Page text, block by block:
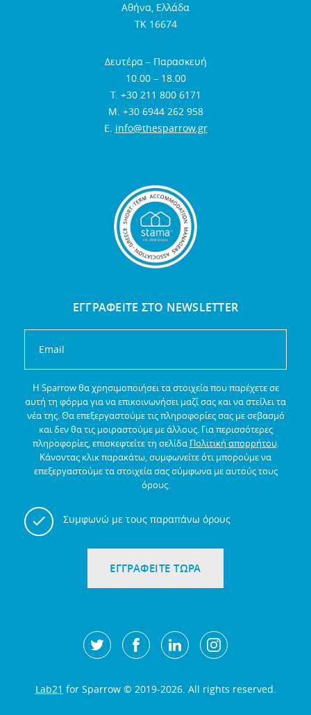
Αθήνα, Ελλάδα
TK 16674
Δευτέρα – Παρασκευή
10.00 – 18.00
Τ. +30 211 800 6171
Μ. +30 6944 262 958
E. info@thesparrow.gr
ΕΓΓΡΑΦΕΙΤΕ ΣΤΟ NEWSLETTER
Η Sparrow θα χρησιμοποιήσει τα στοιχεία που παρέχετε σε
αυτή τη φόρμα για να επικοινωνήσει μαζί σας και να στείλει τα
νέα της.Θα επεξεργαστούμε τις πληροφορίες σας με σεβασμό
και δεν θα τις μοιραστούμε με άλλους. Για περισσότερες
πληροφορίες, επισκεφτείτε τη σελίδα Πολιτική απορρήτου.
Κάνοντας κλικ παρακάτω, συμφωνείτε ότι μπορούμε να
επεξεργαστούμε τα στοιχεία σας σύμφωνα με αυτούς τους
όρους.
Συμφωνώ με τους παραπάνω όρους
ΕΓΓΡΑΦΕΙΤΕ ΤΩΡΑ
Lab21 for Sparrow © 2019-2026. All rights reserved.